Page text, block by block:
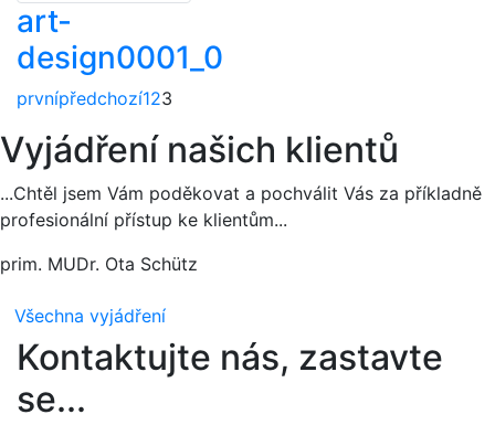
art-
design0001_0
prvnípředchozí123
Vyjádření našich klientů
...Chtěl jsem Vám poděkovat a pochválit Vás za příkladně
profesionální přístup ke klientům...
prim. MUDr. Ota Schütz
Všechna vyjádření
Kontaktujte nás, zastavte
se...